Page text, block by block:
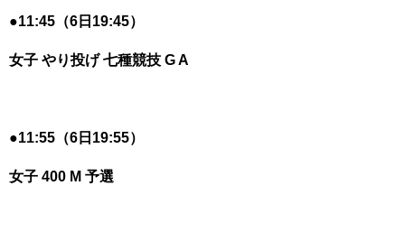
●11:45（6日19:45）
女子 やり投げ 七種競技 G A
●11:55（6日19:55）
女子 400 M 予選